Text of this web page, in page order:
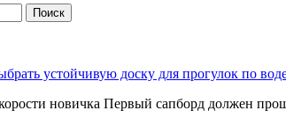
устойчивую доску для прогулок по
новичка Первый сапборд должен